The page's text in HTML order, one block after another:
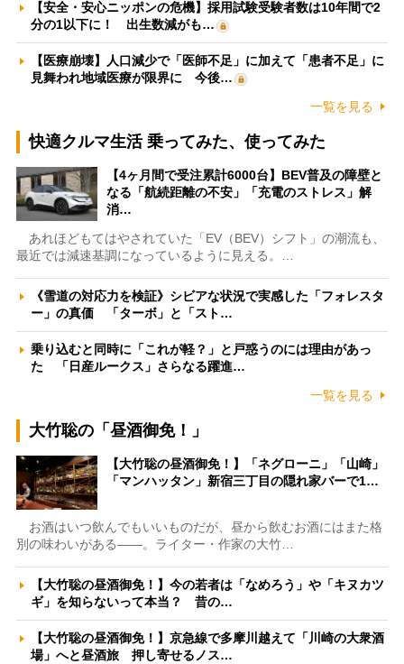
【安全・安心ニッポンの危機】採用試験受験者数は10年間で2
分の1以下に！ 出生数減がも…
【医療崩壊】人口減少で「医師不足」に加えて「患者不足」に
見舞われ地域医療が限界に 今後…
一覧を見る
快適クルマ生活 乗ってみた、使ってみた
【4ヶ月間で受注累計6000台】BEV普及の障壁と
なる「航続距離の不安」「充電のストレス」解
消…
あれほどもてはやされていた「EV（BEV）シフト」の潮流も、
最近では減速基調になっているように見える。…
《雪道の対応力を検証》シビアな状況で実感した「フォレスタ
ー」の真価 「ターボ」と「スト…
乗り込むと同時に「これが軽？」と戸惑うのには理由があっ
た 「日産ルークス」さらなる躍進…
一覧を見る
大竹聡の「昼酒御免！」
【大竹聡の昼酒御免！】「ネグローニ」「山崎」
「マンハッタン」新宿三丁目の隠れ家バーで1…
お酒はいつ飲んでもいいものだが、昼から飲むお酒にはまた格
別の味わいがある――。ライター・作家の大竹…
【大竹聡の昼酒御免！】今の若者は「なめろう」や「キヌカツ
ギ」を知らないって本当？ 昔の…
【大竹聡の昼酒御免！】京急線で多摩川越えて「川崎の大衆酒
場」へと昼酒旅 押し寄せるノス…